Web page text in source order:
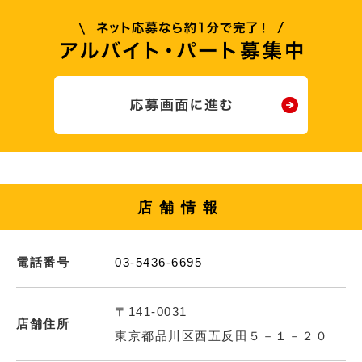
店舗情報
電話番号 03-5436-6695
店舗住所
〒141-0031
東京都品川区西五反田５－１－２０